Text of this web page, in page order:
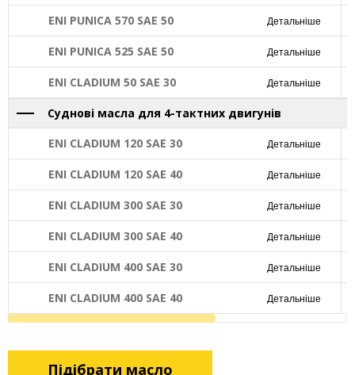
ENI PUNICA 570 SAE 50 Детальніше
ENI PUNICA 525 SAE 50 Детальніше
ENI CLADIUM 50 SAE 30 Детальніше
Суднові масла для 4-тактних двигунів
ENI CLADIUM 120 SAE 30
Детальніше
ENI CLADIUM 120 SAE 40 Детальніше
ENI CLADIUM 300 SAE 30 Детальніше
ENI CLADIUM 300 SAE 40 Детальніше
ENI CLADIUM 400 SAE 30 Детальніше
ENI CLADIUM 400 SAE 40 Детальніше
Підібрати масло